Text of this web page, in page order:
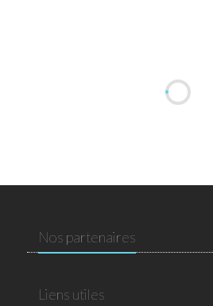
Nos partenaires
Liens utiles